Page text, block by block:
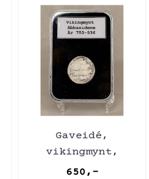
Gaveidé,
vikingmynt,
abbasidene,
650,-